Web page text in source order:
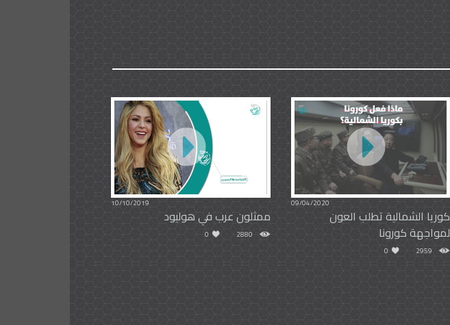
09/04/2020
كوريا الشمالية تطلب العون
لمواجهة كورونا
2959
0
10/10/2019
ممثلون عرب في هوليود
2880
0